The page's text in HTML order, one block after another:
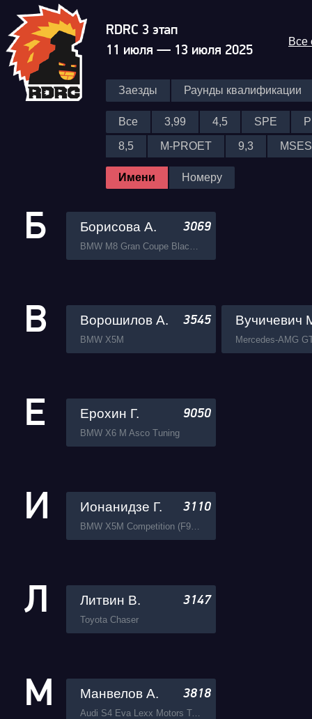
RDRC 3 этап
11 июля — 13 июля 2025
Все
Заезды Раунды квалификации
Все 3,99 4,5 SPE
8,5 M-PROET 9,3 MSES
Имени Номеру
Б Борисова А. 3069
BMW M8 Gran Coupe Black Mamba Ramon Performance
В Ворошилов А. 3545
BMW X5M
Вучичевич
Е Ерохин Г. 9050
BMW X6 M Asco Tuning
И Ионанидзе Г. 3110
BMW X5M Competition (F95) Asco Tuning
Л Литвин В. 3147
Toyota Chaser
М Манвелов А. 3818
Audi S4 Eva Lexx Motors Team